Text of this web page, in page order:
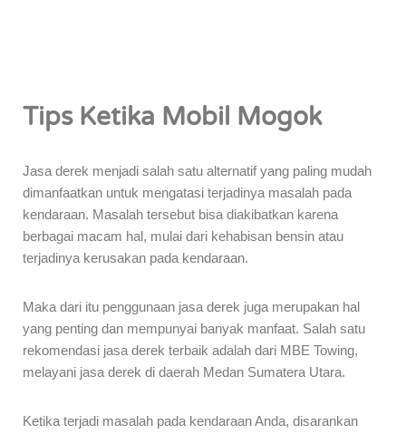
Tips Ketika Mobil Mogok
Jasa derek menjadi salah satu alternatif yang paling mudah
dimanfaatkan untuk mengatasi terjadinya masalah pada
kendaraan. Masalah tersebut bisa diakibatkan karena
berbagai macam hal, mulai dari kehabisan bensin atau
terjadinya kerusakan pada kendaraan.
Maka dari itu penggunaan jasa derek juga merupakan hal
yang penting dan mempunyai banyak manfaat. Salah satu
rekomendasi jasa derek terbaik adalah dari MBE Towing,
melayani jasa derek di daerah Medan Sumatera Utara.
Ketika terjadi masalah pada kendaraan Anda, disarankan